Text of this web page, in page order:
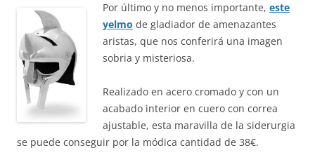
Por último y no menos importante, este
yelmo de gladiador de amenazantes
aristas, que nos conferirá una imagen
sobria y misteriosa.
Realizado en acero cromado y con un
acabado interior en cuero con correa
ajustable, esta maravilla de la siderurgia
se puede conseguir por la módica cantidad de 38€.